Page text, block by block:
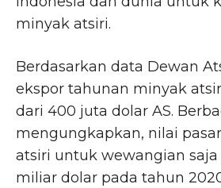
minyak atsiri.
Berdasarkan data Dewan
ekspor tahunan minyak
dari 400 juta dolar AS.
mengungkapkan, nilai
atsiri untuk wewangian saja
miliar dolar pada tahun